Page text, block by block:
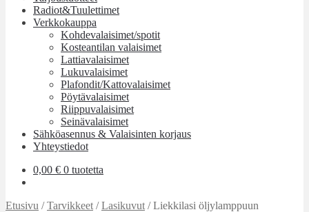
Radiot&Tuulettimet
Verkkokauppa
Kohdevalaisimet/spotit
Kosteantilan valaisimet
Lattiavalaisimet
Lukuvalaisimet
Plafondit/Kattovalaisimet
Pöytävalaisimet
Riippuvalaisimet
Seinävalaisimet
Sähköasennus & Valaisinten korjaus
Yhteystiedot
0,00 € 0 tuotetta
Etusivu /Tarvikkeet /Lasikuvut /Liekkilasi öljylamppuun